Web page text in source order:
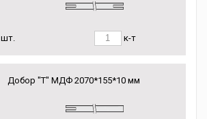
шт. к-т
Добор "Т" МДФ 2070*155*10 мм